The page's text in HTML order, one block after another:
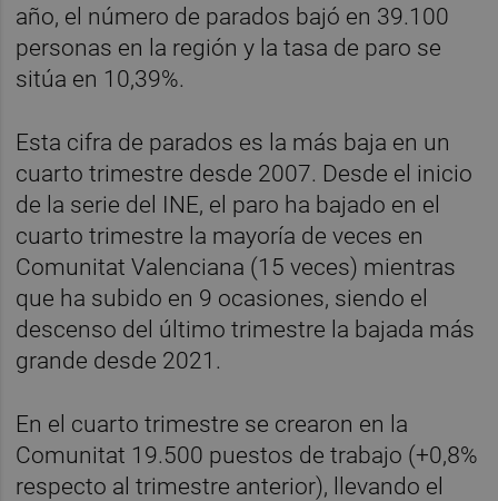
año, el número de parados bajó en 39.100
personas en la región y la tasa de paro se
sitúa en 10,39%.
Esta cifra de parados es la más baja en un
cuarto trimestre desde 2007. Desde el inicio
de la serie del INE, el paro ha bajado en el
cuarto trimestre la mayoría de veces en
Comunitat Valenciana (15 veces) mientras
que ha subido en 9 ocasiones, siendo el
descenso del último trimestre la bajada más
grande desde 2021.
En el cuarto trimestre se crearon en la
Comunitat 19.500 puestos de trabajo (+0,8%
respecto al trimestre anterior), llevando el